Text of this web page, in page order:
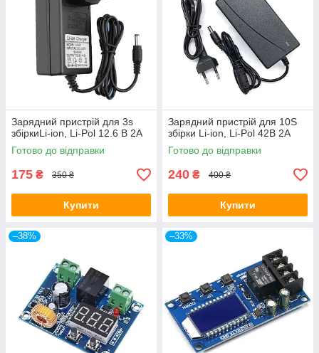
Зарядний пристрій для 3s
збіркиLi-ion, Li-Pol 12.6 В 2A
Готово до відправки
175 ₴ 350 ₴
Купити
Зарядний пристрій для 10S
збірки Li-ion, Li-Pol 42В 2А
Готово до відправки
240 ₴ 400 ₴
Купити
–38% –33%